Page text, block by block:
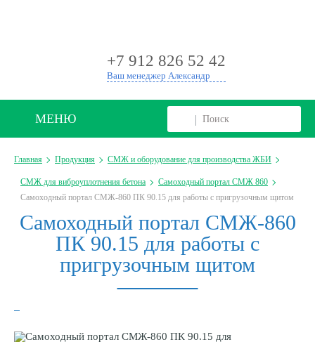
+7 912 826 52 42
Ваш менеджер Александр
МЕНЮ
Главная Продукция СМЖ и оборудование для производства ЖБИ
СМЖ для виброуплотнения бетона
Самоходный портал СМЖ 860
Самоходный портал СМЖ-860 ПК 90.15 для работы с пригрузочным щитом
Самоходный портал СМЖ-860
ПК 90.15 для работы с
пригрузочным щитом